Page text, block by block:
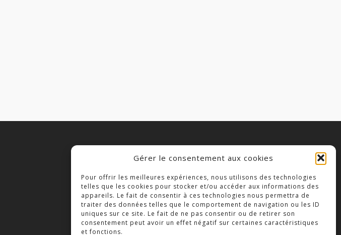
Gérer le consentement aux cookies
Pour offrir les meilleures expériences, nous utilisons des technologies
telles que les cookies pour stocker et/ou accéder aux informations des
appareils. Le fait de consentir à ces technologies nous permettra de
traiter des données telles que le comportement de navigation ou les ID
uniques sur ce site. Le fait de ne pas consentir ou de retirer son
consentement peut avoir un effet négatif sur certaines caractéristiques
et fonctions.
COLLÈGE NOTRE DAME
23 Place Saint-Jean,
79300 Bressuire
Téléphone : 05 49 74 46 20